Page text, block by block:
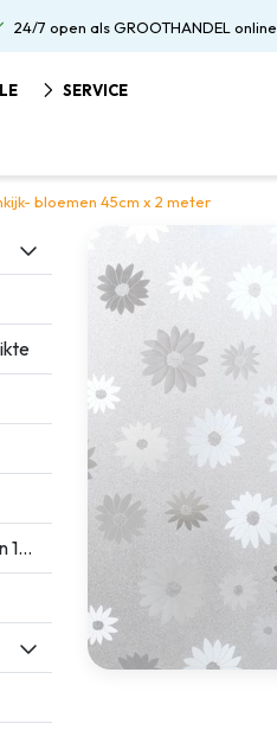
24/7 open als GROOTHANDEL online
SERVICE
bloemen 45cm x 2 meter
Teflon gecoat Tafeltextiel 160 en 180cm breed